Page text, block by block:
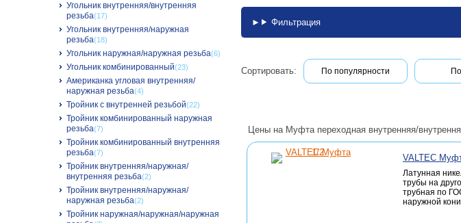
Фильтрация
Сортировать: По популярности
Цены на Муфта переходная внутренняя/
VALTEC
Латунная
трубы на
трубная по
наружной
Угольник внутренняя/внутренняя
резьба(17)
Угольник внутренняя/наружная
резьба(18)
Угольник наружная/наружная резьба(6)
Угольник комбинированный(23)
Американка угловая внутренняя/
наружная резьба(4)
Тройник с внутренней резьбой(22)
Тройник комбинированный наружная
резьба(7)
Тройник комбинированный внутренняя
резьба(7)
Тройник внутренняя/наружная/
внутренняя резьба(2)
Тройник внутренняя/наружная/
наружная резьба(2)
Тройник наружная/наружная/наружная